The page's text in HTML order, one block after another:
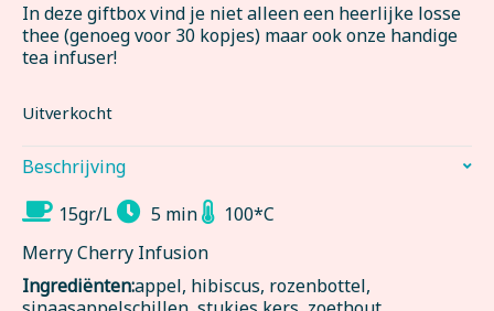
In deze giftbox vind je niet alleen een heerlijke losse
thee (genoeg voor 30 kopjes) maar ook onze handige
tea infuser!
Uitverkocht
Beschrijving
15gr/L
5 min
100*C
Merry Cherry Infusion
Ingrediënten:appel, hibiscus, rozenbottel,